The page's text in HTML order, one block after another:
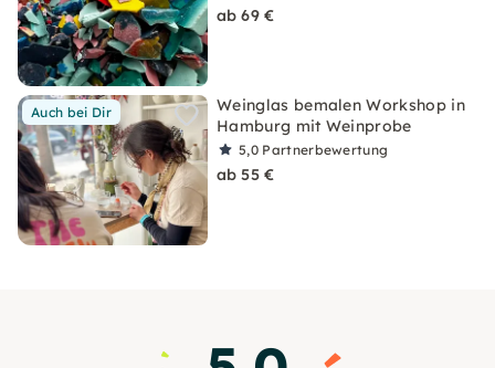
ab 69 €
Auch bei Dir
Weinglas bemalen Workshop in
Hamburg mit Weinprobe
5,0 Partnerbewertung
ab 55 €